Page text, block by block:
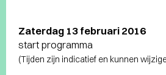
Zaterdag 13 februari 2016
start programma
(Tijden zijn indicatief en kunnen